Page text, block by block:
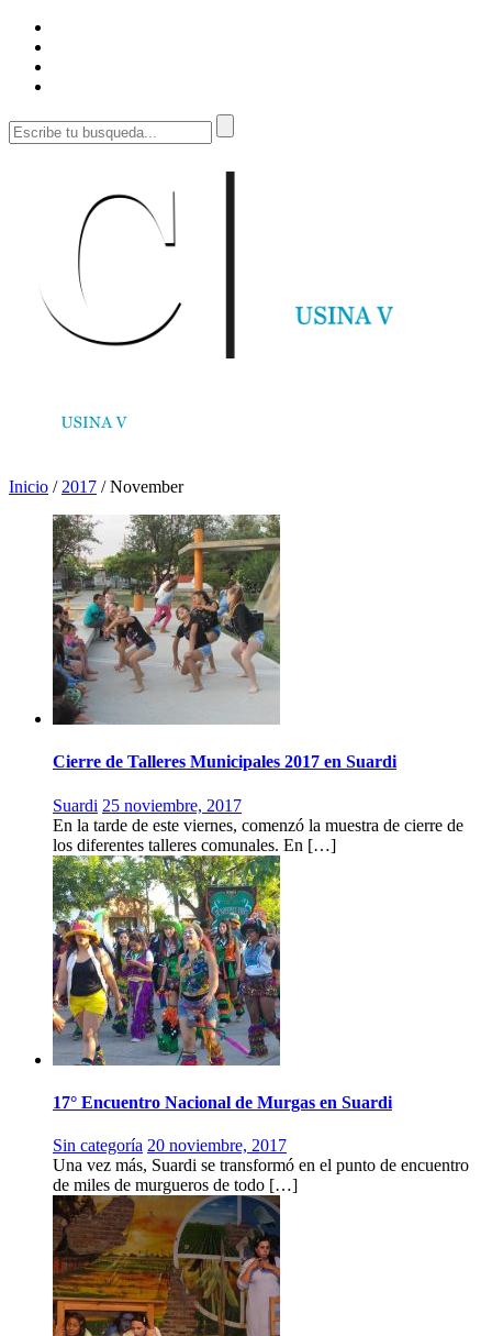
Inicio / 2017 /November
Cierre de Talleres Municipales 2017 en Suardi
Suardi 25 noviembre, 2017
En la tarde de este viernes, comenzó la muestra de cierre de
los diferentes talleres comunales. En […]
17° Encuentro Nacional de Murgas en Suardi
Sin categoría 20 noviembre, 2017
Una vez más, Suardi se transformó en el punto de encuentro
de miles de murgueros de todo […]